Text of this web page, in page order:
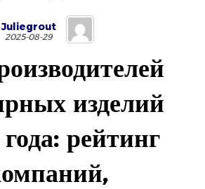
Juliegrout
2025-08-29
изделий
рейтинг